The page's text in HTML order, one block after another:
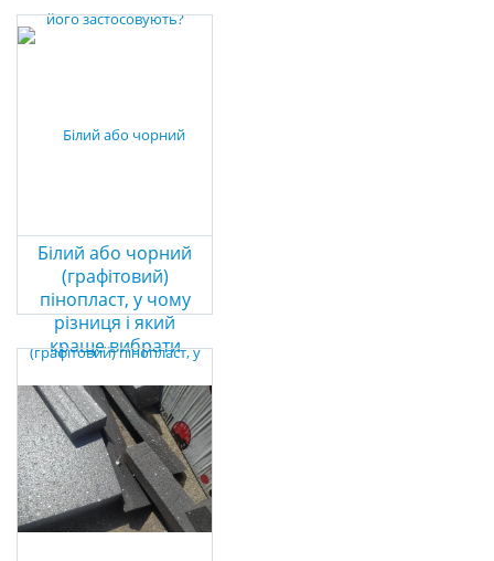
Білий або чорний
(графітовий)
пінопласт, у чому
різниця і який
краще вибрати